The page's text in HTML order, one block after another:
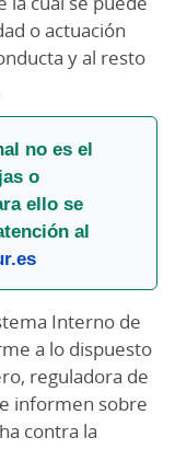
o actuación
y al resto
no es el
o
ello se
al
Interno de
a lo dispuesto
reguladora de
informen sobre
contra la